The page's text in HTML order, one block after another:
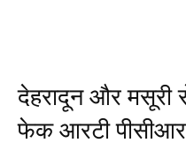
देहरादून और मसूरी
फेक आरटी पीसीआर